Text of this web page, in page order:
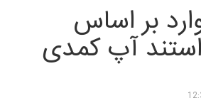
بر اساس
آپ کمدی